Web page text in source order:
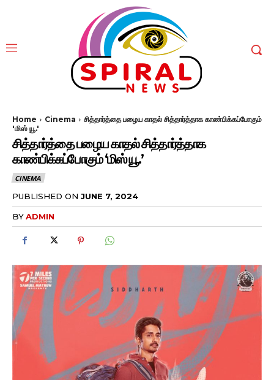
Home Cinema
சித்தார்த்தை பழைய காதல் சித்தார்த்தாக காண்பிக்கப்போகும்
'மிஸ் யூ.'
சித்தார்த்தை பழைய காதல் சித்தார்த்தாக
காண்பிக்கப்போகும் ‘மிஸ் யூ.’
CINEMA
PUBLISHED ON JUNE 7, 2024
BYADMIN